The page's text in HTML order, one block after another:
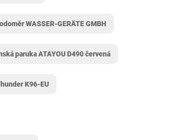
‎WASSER-GERÄTE GMBH
paruka ATAYOU D490 červená
‎K96-EU